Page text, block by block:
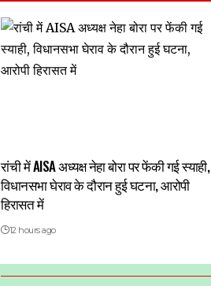
रांची में AISA अध्यक्ष नेहा बोरा पर फेंकी गई स्याही,
विधानसभा घेराव के दौरान हुई घटना, आरोपी
हिरासत में
12 hours ago